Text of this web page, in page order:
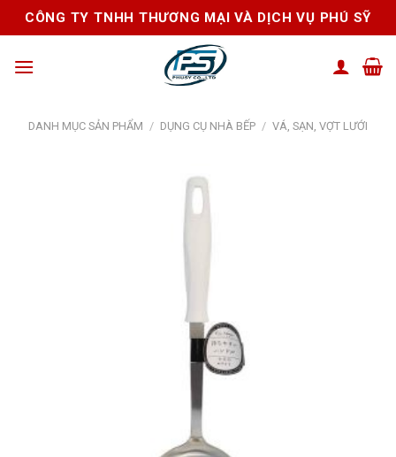
Skip
to
CÔNG TY TNHH THƯƠNG MẠI VÀ DỊCH VỤ PHÚ SỸ
DANH MỤC SẢN PHẨM / DỤNG CỤ NHÀ BẾP / VÁ, SẠN, VỢT LƯỚI